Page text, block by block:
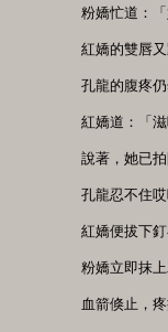
粉嬌忙道：「
紅嬌的雙唇又
孔龍的腹疼仍
紅嬌道：「滋
說著，她已拍
孔龍忍不住哎
紅嬌便拔下釘
粉嬌立即抹上
血箭倏止，疼